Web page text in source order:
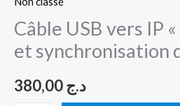
Câble USB vers IP
et synchronisation
د.ج